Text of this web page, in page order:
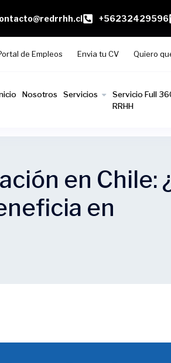
+56232429596
de Empleos Envia tu CV Quiero
Nosotros Servicios
Servicio Full
RRHH
en Chile:
en